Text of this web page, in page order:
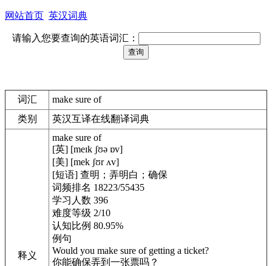
网站首页 英汉词典
请输入您要查询的英语词汇：
词汇
make sure of
类别
英汉互译在线翻译词典
释义
make sure of
[英] [meɪk ʃʊə ɒv]
[美] [mek ʃʊr ʌv]
[短语] 查明；弄明白；确保
词频排名 18223/55435
学习人数 396
难度等级 2/10
认知比例 80.95%
例句
Would you make sure of getting a ticket?
你能确保弄到一张票吗？